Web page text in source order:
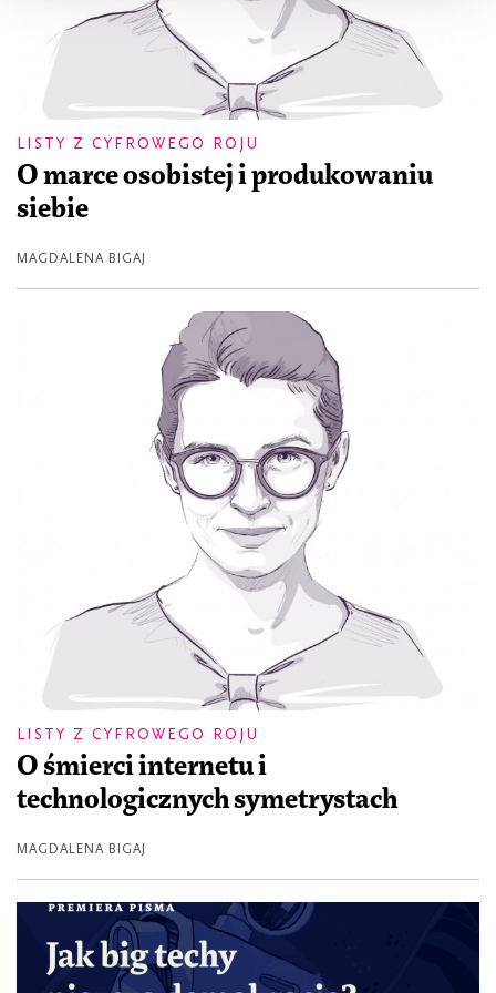
LISTY Z CYFROWEGO ROJU
O marce osobistej i produkowaniu
siebie
MAGDALENA BIGAJ
LISTY Z CYFROWEGO ROJU
O śmierci internetu i
technologicznych symetrystach
MAGDALENA BIGAJ